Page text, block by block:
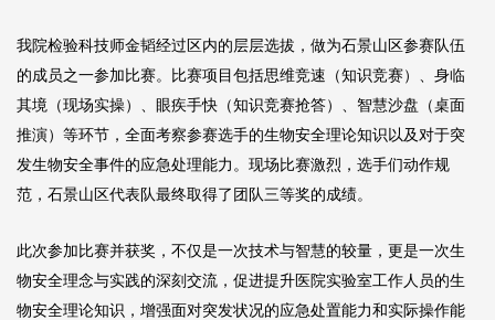
我院检验科技师金韬经过区内的层层选拔，做为石景山区参赛队伍
的成员之一参加比赛。比赛项目包括思维竞速（知识竞赛）、身临
其境（现场实操）、眼疾手快（知识竞赛抢答）、智慧沙盘（桌面
推演）等环节，全面考察参赛选手的生物安全理论知识以及对于突
发生物安全事件的应急处理能力。现场比赛激烈，选手们动作规
范，石景山区代表队最终取得了团队三等奖的成绩。
此次参加比赛并获奖，不仅是一次技术与智慧的较量，更是一次生
物安全理念与实践的深刻交流，促进提升医院实验室工作人员的生
物安全理论知识，增强面对突发状况的应急处置能力和实际操作能